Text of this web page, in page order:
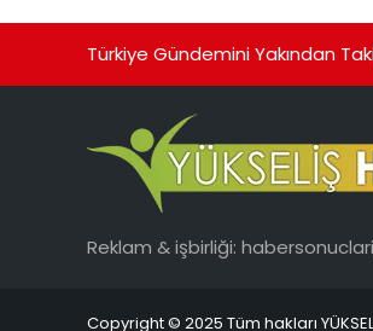
Türkiye Gündemini Yakından
Reklam & işbirliği:
Copyright © 2025 Tüm hakları